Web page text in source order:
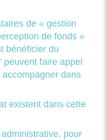
de « gestion
de fonds »
bénéficier du
peuvent faire appel
dans
existent dans cette
pour